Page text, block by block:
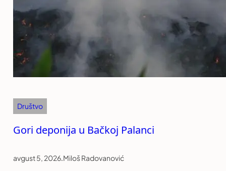
Društvo
Gori deponija u Bačkoj Palanci
avgust 5, 2026.Miloš Radovanović